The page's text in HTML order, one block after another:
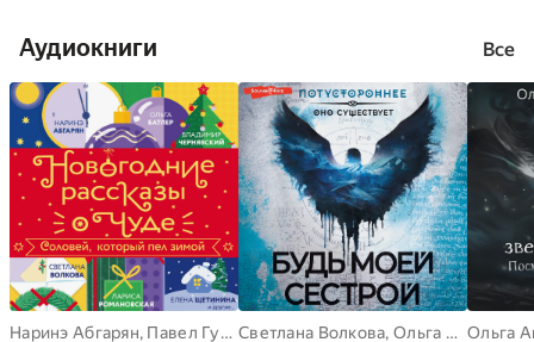
Аудиокниги Все
Наринэ Абгарян, Павел Губарев ,Ольга Батлер, Светлана
Светлана Волкова,Ольга Апреликова Ольга